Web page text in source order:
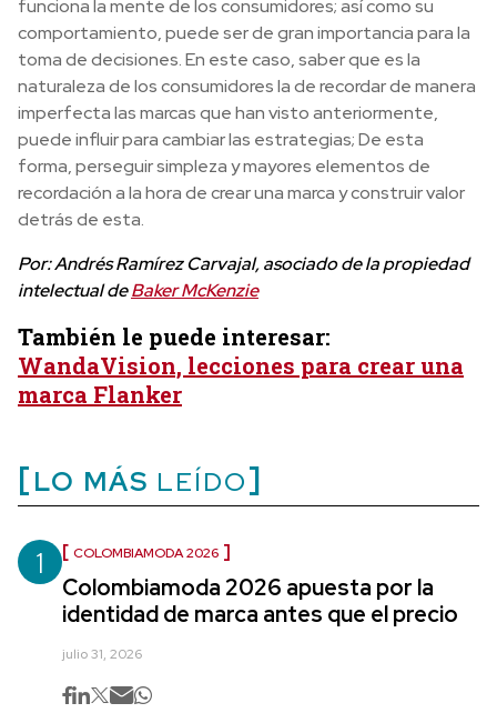
funciona la mente de los consumidores; así como su
comportamiento, puede ser de gran importancia para la
toma de decisiones. En este caso, saber que es la
naturaleza de los consumidores la de recordar de manera
imperfecta las marcas que han visto anteriormente,
puede influir para cambiar las estrategias; De esta
forma, perseguir simpleza y mayores elementos de
recordación a la hora de crear una marca y construir valor
detrás de esta.
Por: Andrés Ramírez Carvajal, asociado de la propiedad
intelectual deBaker McKenzie
También le puede interesar:
WandaVision, lecciones para crear una
marca Flanker
LO MÁS LEÍDO
1 COLOMBIAMODA 2026
Colombiamoda 2026 apuesta por la
identidad de marca antes que el precio
julio 31, 2026